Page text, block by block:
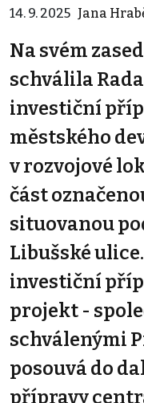
14. 9. 2025 Jana
Na svém
schválila
investiční
městského
v rozvojové
část
situovanou
Libušské
investiční
projekt -
schválenými
posouvá do
přípravy